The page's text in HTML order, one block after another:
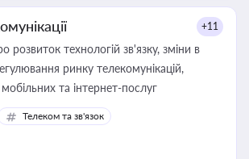
+11
розвиток технологій зв'язку, зміни в
ринку телекомунікацій,
мобільних та інтернет-послуг
Телеком та зв'язок